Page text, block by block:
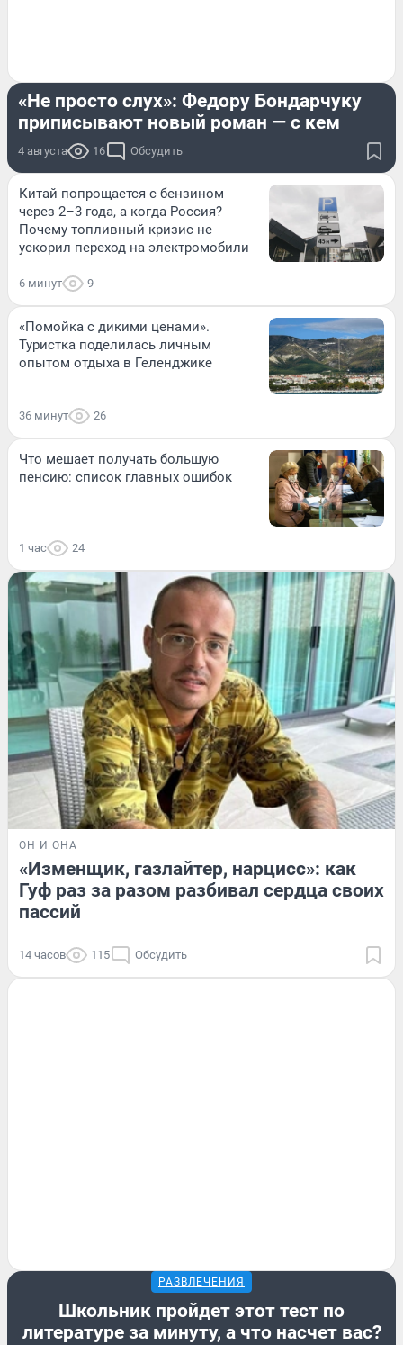
«Не просто слух»: Федору Бондарчуку
приписывают новый роман — с кем
4 августа 16 Обсудить
Китай попрощается с бензином
через 2–3 года, а когда Россия?
Почему топливный кризис не
ускорил переход на электромобили
6 минут 9
«Помойка с дикими ценами».
Туристка поделилась личным
опытом отдыха в Геленджике
36 минут 26
Что мешает получать большую
пенсию: список главных ошибок
1 час 24
ОН И ОНА
«Изменщик, газлайтер, нарцисс»: как
Гуф раз за разом разбивал сердца своих
пассий
14 часов 115 Обсудить
РАЗВЛЕЧЕНИЯ
Школьник пройдет этот тест по
литературе за минуту, а что насчет вас?